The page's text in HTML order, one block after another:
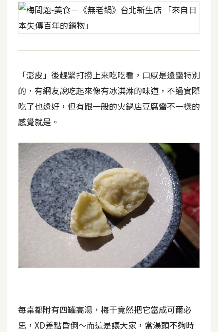
「澎皮」後趕緊打撈上來吃吃看，口感是還蠻特別
的，有網友說吃起來像有冰淇淋的味道，不過實際
吃了也還好，但有跟一般的火鍋店豆腐蠻不一樣的
感覺就是。
每桌都附有四罐高湯，梅干竟然把它當成可爾必
思，XD差點昏倒～而這是讓大家，當湯頭不夠時